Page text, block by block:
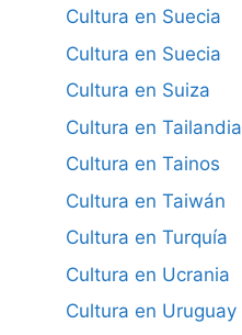
Cultura en Suecia
Cultura en Suecia
Cultura en Suiza
Cultura en Tailandia
Cultura en Tainos
Cultura en Taiwán
Cultura en Turquía
Cultura en Ucrania
Cultura en Uruguay